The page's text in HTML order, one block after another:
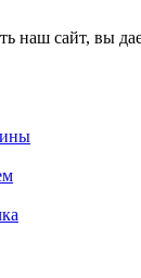
наш сайт, вы